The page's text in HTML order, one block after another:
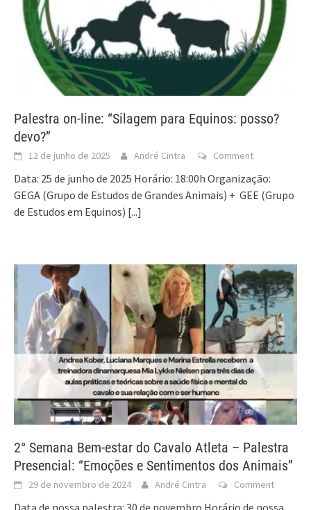
Palestra on-line: “Silagem para Equinos: posso?
devo?”
12 de junho de 2025 André Cintra Comment
Data: 25 de junho de 2025 Horário: 18:00h Organização:
GEGA (Grupo de Estudos de Grandes Animais) + GEE (Grupo
de Estudos em Equinos) [...]
2° Semana Bem-estar do Cavalo Atleta – Palestra
Presencial: “Emoções e Sentimentos dos Animais”
29 de novembro de 2024 André Cintra Comment